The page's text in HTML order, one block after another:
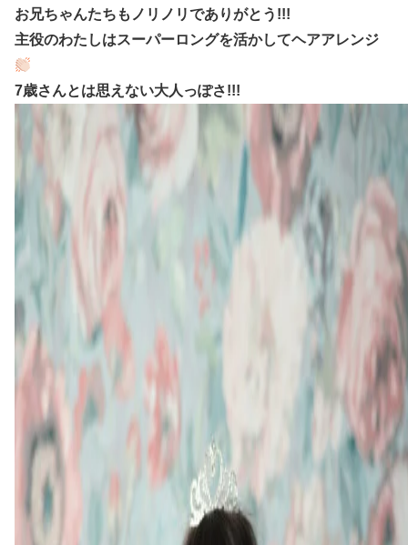
お兄ちゃんたちもノリノリでありがとう!!!
主役のわたしはスーパーロングを活かしてヘアアレンジ
7歳さんとは思えない大人っぽさ!!!